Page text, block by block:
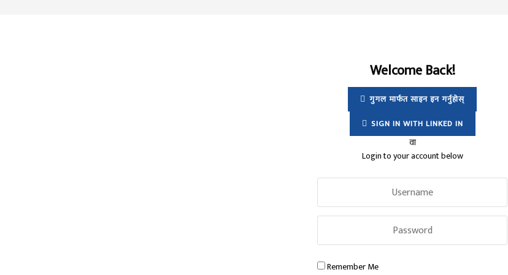
Welcome Back!
गुगल मार्फत साइन इन गर्नुहोस्
SIGN IN WITH LINKED IN
वा
Login to your account below
Remember Me